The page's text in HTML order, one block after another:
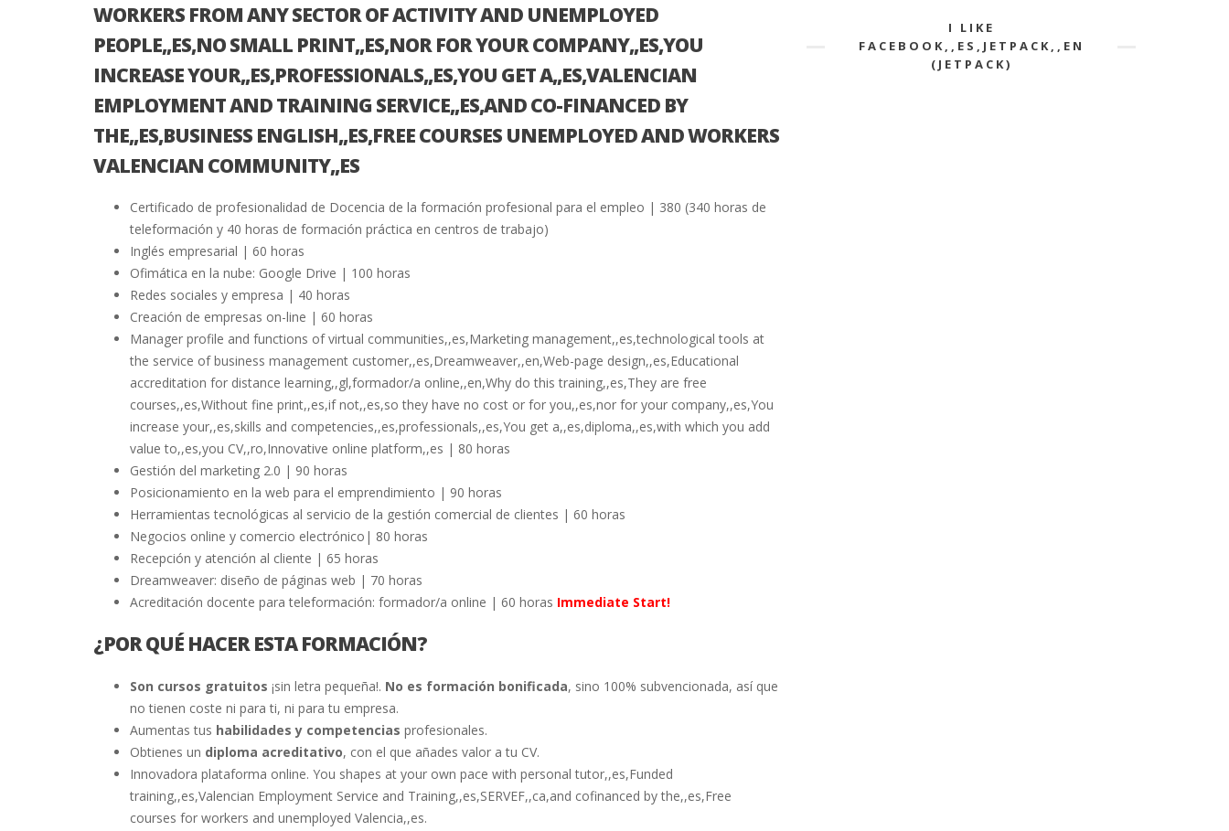
WORKERS FROM ANY SECTOR OF ACTIVITY AND UNEMPLOYED
PEOPLE,,ES,NO SMALL PRINT,,ES,NOR FOR YOUR COMPANY,,ES,YOU
INCREASE YOUR,,ES,PROFESSIONALS,,ES,YOU GET A,,ES,VALENCIAN
EMPLOYMENT AND TRAINING SERVICE,,ES,AND CO-FINANCED BY
THE,,ES,BUSINESS ENGLISH,,ES,FREE COURSES UNEMPLOYED AND WORKERS
VALENCIAN COMMUNITY,,ES
Certificado de profesionalidad de Docencia de la formación profesional para el empleo | 380 (340 horas de
teleformación y 40 horas de formación práctica en centros de trabajo)
Inglés empresarial | 60 horas
Ofimática en la nube: Google Drive | 100 horas
Redes sociales y empresa | 40 horas
Creación de empresas on-line | 60 horas
Manager profile and functions of virtual communities,,es,Marketing management,,es,technological tools at
the service of business management customer,,es,Dreamweaver,,en,Web-page design,,es,Educational
accreditation for distance learning,,gl,formador/a online,,en,Why do this training,,es,They are free
courses,,es,Without fine print,,es,if not,,es,so they have no cost or for you,,es,nor for your company,,es,You
increase your,,es,skills and competencies,,es,professionals,,es,You get a,,es,diploma,,es,with which you add
value to,,es,you CV,,ro,Innovative online platform,,es | 80 horas
Gestión del marketing 2.0 | 90 horas
Posicionamiento en la web para el emprendimiento | 90 horas
Herramientas tecnológicas al servicio de la gestión comercial de clientes | 60 horas
Negocios online y comercio electrónico| 80 horas
Recepción y atención al cliente | 65 horas
Dreamweaver: diseño de páginas web | 70 horas
Acreditación docente para teleformación: formador/a online | 60 horas Immediate Start!
¿POR QUÉ HACER ESTA FORMACIÓN?
Son cursos gratuitos ¡sin letra pequeña!. No es formación bonificada, sino 100% subvencionada, así que
no tienen coste ni para ti, ni para tu empresa.
Aumentas tus habilidades y competencias profesionales.
Obtienes un diploma acreditativo, con el que añades valor a tu CV.
Innovadora plataforma online. You shapes at your own pace with personal tutor,,es,Funded
training,,es,Valencian Employment Service and Training,,es,SERVEF,,ca,and cofinanced by the,,es,Free
courses for workers and unemployed Valencia,,es.
I LIKE
FACEBOOK,,ES,JETPACK,,EN
(JETPACK)